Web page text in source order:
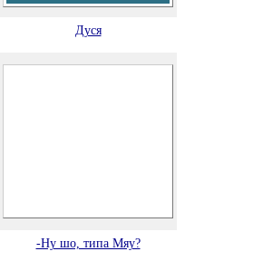
Дуся
-Ну шо, типа Мяу?